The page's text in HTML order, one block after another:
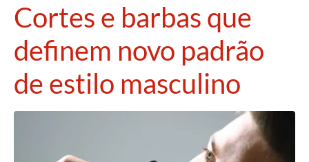
Cortes e barbas que
definem novo padrão
de estilo masculino